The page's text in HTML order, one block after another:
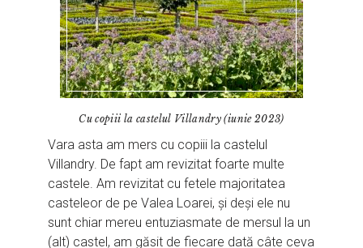
Cu copiii la castelul Villandry (iunie 2023)
Vara asta am mers cu copiii la castelul
Villandry. De fapt am revizitat foarte multe
castele. Am revizitat cu fetele majoritatea
casteleor de pe Valea Loarei, și deși ele nu
sunt chiar mereu entuziasmate de mersul la un
(alt) castel, am găsit de fiecare dată câte ceva